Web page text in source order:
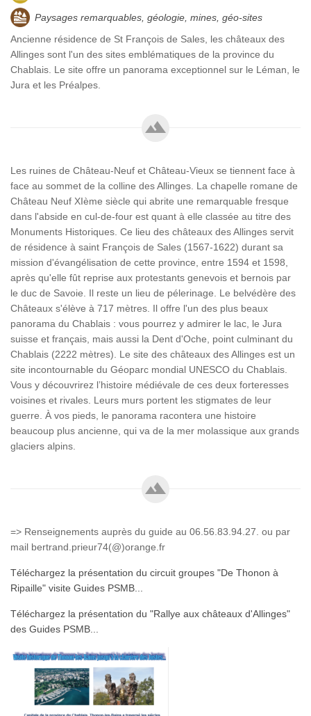
Paysages remarquables, géologie, mines, géo-sites
Ancienne résidence de St François de Sales, les châteaux des
Allinges sont l'un des sites emblématiques de la province du
Chablais. Le site offre un panorama exceptionnel sur le Léman, le
Jura et les Préalpes.
Les ruines de Château-Neuf et Château-Vieux se tiennent face à
face au sommet de la colline des Allinges. La chapelle romane de
Château Neuf XIème siècle qui abrite une remarquable fresque
dans l'abside en cul-de-four est quant à elle classée au titre des
Monuments Historiques. Ce lieu des châteaux des Allinges servit
de résidence à saint François de Sales (1567-1622) durant sa
mission d'évangélisation de cette province, entre 1594 et 1598,
après qu'elle fût reprise aux protestants genevois et bernois par
le duc de Savoie. Il reste un lieu de pélerinage. Le belvédère des
Châteaux s'élève à 717 mètres. Il offre l'un des plus beaux
panorama du Chablais : vous pourrez y admirer le lac, le Jura
suisse et français, mais aussi la Dent d'Oche, point culminant du
Chablais (2222 mètres). Le site des châteaux des Allinges est un
site incontournable du Géoparc mondial UNESCO du Chablais.
Vous y découvrirez l’histoire médiévale de ces deux forteresses
voisines et rivales. Leurs murs portent les stigmates de leur
guerre. À vos pieds, le panorama racontera une histoire
beaucoup plus ancienne, qui va de la mer molassique aux grands
glaciers alpins.
=> Renseignements auprès du guide au 06.56.83.94.27. ou par
mail bertrand.prieur74(@)orange.fr
Téléchargez la présentation du circuit groupes "De Thonon à
Ripaille" visite Guides PSMB...
Téléchargez la présentation du "Rallye aux châteaux d'Allinges"
des Guides PSMB...